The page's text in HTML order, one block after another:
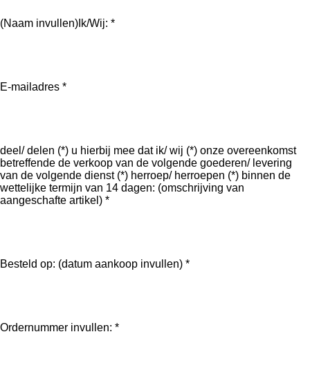
(Naam invullen)Ik/Wij: *
E-mailadres *
deel/ delen (*) u hierbij mee dat ik/ wij (*) onze overeenkomst
betreffende de verkoop van de volgende goederen/ levering
van de volgende dienst (*) herroep/ herroepen (*) binnen de
wettelijke termijn van 14 dagen: (omschrijving van
aangeschafte artikel) *
Besteld op: (datum aankoop invullen) *
Ordernummer invullen: *